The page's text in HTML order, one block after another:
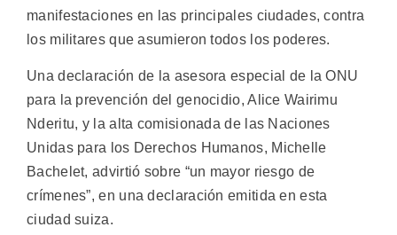
manifestaciones en las principales ciudades, contra
los militares que asumieron todos los poderes.
Una declaración de la asesora especial de la ONU
para la prevención del genocidio, Alice Wairimu
Nderitu, y la alta comisionada de las Naciones
Unidas para los Derechos Humanos, Michelle
Bachelet, advirtió sobre “un mayor riesgo de
crímenes”, en una declaración emitida en esta
ciudad suiza.